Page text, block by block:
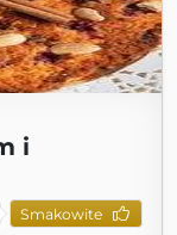
i
Smakowite